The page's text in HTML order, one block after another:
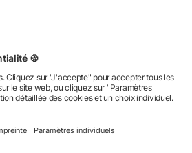
nos objets publicitaires et articles